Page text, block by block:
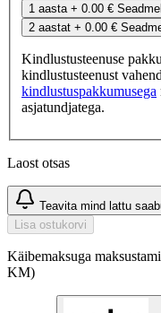
1 aasta + 0.00 €
2 aastat + 0.00 €
Kindlustusteenuse
kindlustusteenust
kindlustuspakkumusega
asjatundjatega.
Laost otsas
Teavita mind lattu
Lisa ostukorvi
Käibemaksuga
KM)